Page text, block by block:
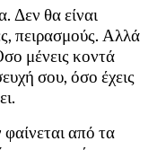
Δεν θα είναι
πειρασμούς. Αλλά
μένεις κοντά
σου, όσο έχεις
από τα